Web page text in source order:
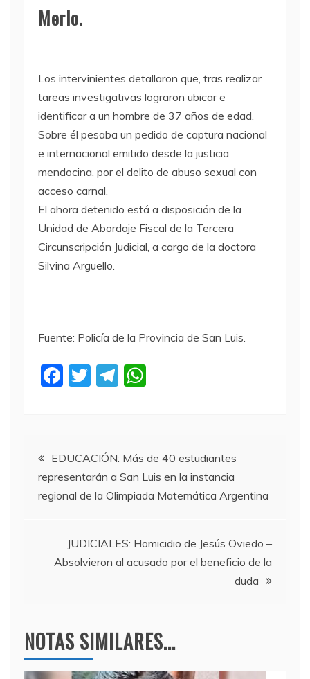
Merlo.
Los intervinientes detallaron que, tras realizar
tareas investigativas lograron ubicar e
identificar a un hombre de 37 años de edad.
Sobre él pesaba un pedido de captura nacional
e internacional emitido desde la justicia
mendocina, por el delito de abuso sexual con
acceso carnal.
El ahora detenido está a disposición de la
Unidad de Abordaje Fiscal de la Tercera
Circunscripción Judicial, a cargo de la doctora
Silvina Arguello.
Fuente: Policía de la Provincia de San Luis.
F
b
o
o
T
T
a
m
A
p
p
Navegación
de
EDUCACIÓN: Más de 40 estudiantes
representarán a San Luis en la instancia
regional de la Olimpiada Matemática Argentina
JUDICIALES: Homicidio de Jesús Oviedo –
Absolvieron al acusado por el beneficio de la
duda
NOTAS SIMILARES...